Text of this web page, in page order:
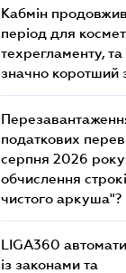
Кабмін
період для
техрегламенту,
значно коротший
податкових
серпня 2026
обчислення
чистого аркуша"?
LIGA360
із законами та